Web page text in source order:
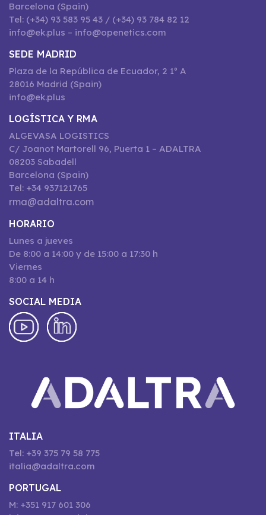
Barcelona (Spain)
Tel: (+34) 93 583 95 43 / (+34) 93 784 82 12
info@ek.plus – info@openetics.com
SEDE MADRID
Plaza de la República de Ecuador, 2 1º A
28016 Madrid (Spain)
info@ek.plus
LOGÍSTICA Y RMA
ALGEVASA LOGISTICS
C/ Joanot Martorell 96, Puerta 1 – ADALTRA
08203 Sabadell
Barcelona (Spain)
Tel: +34 937121765
rma@adaltra.com
HORARIO
Lunes a jueves
De 8:00 a 14:00 y de 15:00 a 17:30 h
Viernes
8:00 a 14 h
SOCIAL MEDIA
ITALIA
Tel: +39 375 79 58 775
italia@adaltra.com
PORTUGAL
M: +351 917 601 306